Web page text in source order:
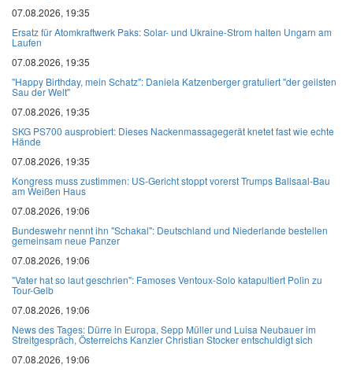
07.08.2026, 19:35
Ersatz für Atomkraftwerk Paks: Solar- und Ukraine-Strom halten Ungarn am
Laufen
07.08.2026, 19:35
"Happy Birthday, mein Schatz": Daniela Katzenberger gratuliert "der geilsten
Sau der Welt"
07.08.2026, 19:35
SKG PS700 ausprobiert: Dieses Nackenmassagegerät knetet fast wie echte
Hände
07.08.2026, 19:35
Kongress muss zustimmen: US-Gericht stoppt vorerst Trumps Ballsaal-Bau
am Weißen Haus
07.08.2026, 19:06
Bundeswehr nennt ihn "Schakal": Deutschland und Niederlande bestellen
gemeinsam neue Panzer
07.08.2026, 19:06
"Vater hat so laut geschrien": Famoses Ventoux-Solo katapultiert Polin zu
Tour-Gelb
07.08.2026, 19:06
News des Tages: Dürre in Europa, Sepp Müller und Luisa Neubauer im
Streitgespräch, Österreichs Kanzler Christian Stocker entschuldigt sich
07.08.2026, 19:06